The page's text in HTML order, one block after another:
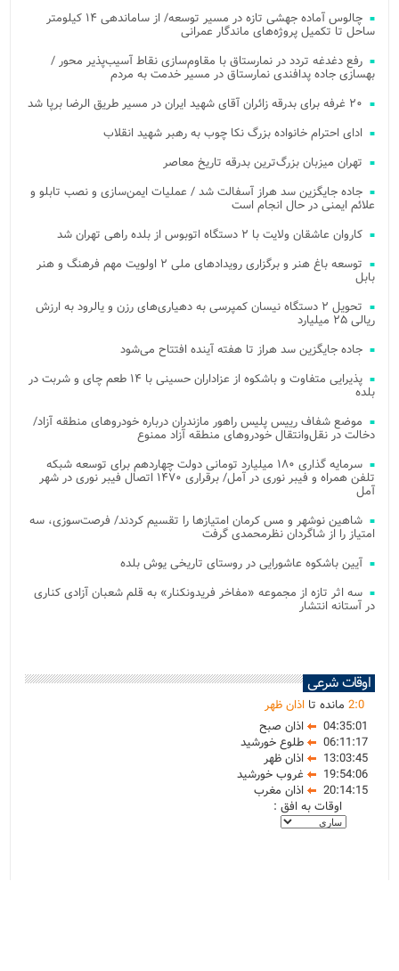
چالوس آماده جهشی تازه در مسیر توسعه/ از ساماندهی ۱۴ کیلومتر
ساحل تا تکمیل پروژه‌های ماندگار عمرانی
رفع دغدغه تردد در نمارستاق با مقاوم‌سازی نقاط آسیب‌پذیر محور /
بهسازی جاده پدافندی نمارستاق در مسیر خدمت به مردم
۲۰ غرفه برای بدرقه زائران آقای شهید ایران در مسیر طریق الرضا برپا شد
ادای احترام خانواده بزرگ نکا چوب به رهبر شهید انقلاب
تهران میزبان بزرگ‌ترین بدرقه تاریخ معاصر
جاده جایگزین سد هراز آسفالت شد / عملیات ایمن‌سازی و نصب تابلو و
علائم ایمنی در حال انجام است
کاروان عاشقان ولایت با ۲ دستگاه اتوبوس از بلده راهی تهران شد
توسعه باغ هنر و برگزاری رویدادهای ملی ۲ اولویت مهم فرهنگ و هنر
بابل
تحویل ۲ دستگاه نیسان کمپرسی به دهیاری‌های رزن و یالرود به ارزش
ریالی ۲۵ میلیارد
جاده جایگزین سد هراز تا هفته آینده افتتاح می‌شود
پذیرایی متفاوت و باشکوه از عزاداران حسینی با ۱۴ طعم چای و شربت در
بلده
موضع شفاف رییس پلیس راهور مازندران درباره خودروهای منطقه آزاد/
دخالت در نقل‌وانتقال خودروهای منطقه آزاد ممنوع
سرمایه گذاری ۱۸۰ میلیارد تومانی دولت چهاردهم برای توسعه شبکه
تلفن همراه و فیبر نوری در آمل/ برقراری ۱۴۷۰ اتصال فیبر نوری در شهر
آمل
شاهین نوشهر و مس کرمان امتیازها را تقسیم کردند/ فرصت‌سوزی، سه
امتیاز را از شاگردان نظرمحمدی گرفت
آیین باشکوه عاشورایی در روستای تاریخی یوش بلده
سه اثر تازه از مجموعه «مفاخر فریدونکنار» به قلم شعبان آزادی کناری
در آستانه انتشار
اوقات شرعی
2:0 مانده تا اذان ظهر
04:35:01
اذان صبح
06:11:17
طلوع خورشید
13:03:45
اذان ظهر
19:54:06
غروب خورشید
20:14:15
اذان مغرب
اوقات به افق :